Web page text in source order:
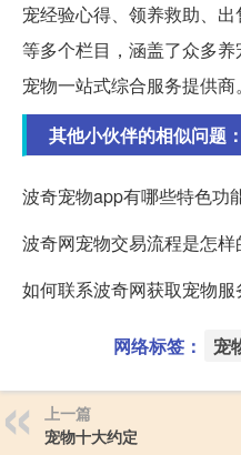
宠经验心得、领养救助、
等多个栏目，涵盖了众多
宠物一站式综合服务提供商。
其他小伙伴的相似问题：
波奇宠物app有哪些特色功
波奇网宠物交易流程是怎样
如何联系波奇网获取宠物服
网络标签： 宠
上一篇
宠物十大约定